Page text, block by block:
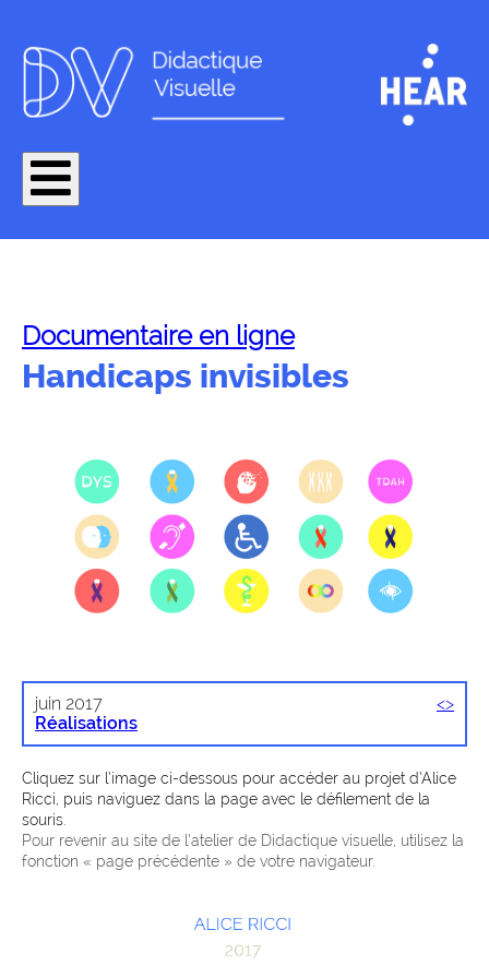
Documentaire en ligne
Handicaps invisibles
juin 2017
Réalisations
<>
Cliquez sur l’image ci-dessous pour accéder au projet d’Alice
Ricci, puis naviguez dans la page avec le défilement de la
souris.
Pour revenir au site de l’atelier de Didactique visuelle, utilisez la
fonction « page précédente » de votre navigateur.